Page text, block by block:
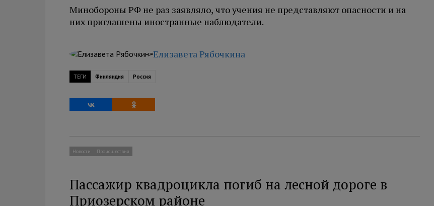
Минобороны РФ не раз заявляло, что учения не представляют опасности и на
них приглашены иностранные наблюдатели.
Елизавета Рябочкина
ТЕГИ Финляндия Россия
Новости Происшествия
Пассажир квадроцикла погиб на лесной дороге в
Приозерском районе